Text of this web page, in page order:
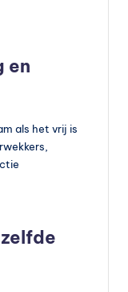
en
als het vrij is